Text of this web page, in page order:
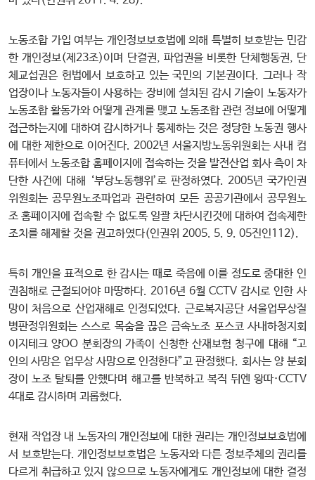
노동조합 가입 여부는 개인정보보호법에 의해 특별히 보호받는 민감
한 개인정보(제23조)이며 단결권, 파업권을 비롯한 단체행동권, 단
체교섭권은 헌법에서 보호하고 있는 국민의 기본권이다. 그러나 작
업장이나 노동자들이 사용하는 장비에 설치된 감시 기술이 노동자가
노동조합 활동가와 어떻게 관계를 맺고 노동조합 관련 정보에 어떻게
접근하는지에 대하여 감시하거나 통제하는 것은 정당한 노동권 행사
에 대한 제한으로 이어진다. 2002년 서울지방노동위원회는 사내 컴
퓨터에서 노동조합 홈페이지에 접속하는 것을 발전산업 회사 측이 차
단한 사건에 대해 ‘부당노동행위’로 판정하였다. 2005년 국가인권
위원회는 공무원노조파업과 관련하여 모든 공공기관에서 공무원노
조 홈페이지에 접속할 수 없도록 일괄 차단시킨것에 대하여 접속제한
조치를 해제할 것을 권고하였다(인권위 2005. 5. 9. 05진인112).
특히 개인을 표적으로 한 감시는 때로 죽음에 이를 정도로 중대한 인
권침해로 근절되어야 마땅하다. 2016년 6월 CCTV 감시로 인한 사
망이 처음으로 산업재해로 인정되었다. 근로복지공단 서울업무상질
병판정위원회는 스스로 목숨을 끊은 금속노조 포스코 사내하청지회
이지테크 양OO 분회장의 가족이 신청한 산재보험 청구에 대해 “고
인의 사망은 업무상 사망으로 인정한다”고 판정했다. 회사는 양 분회
장이 노조 탈퇴를 안했다며 해고를 반복하고 복직 뒤엔 왕따·CCTV
4대로 감시하며 괴롭혔다.
현재 작업장 내 노동자의 개인정보에 대한 권리는 개인정보보호법에
서 보호받는다. 개인정보보호법은 노동자와 다른 정보주체의 권리를
다르게 취급하고 있지 않으므로 노동자에게도 개인정보에 대한 결정